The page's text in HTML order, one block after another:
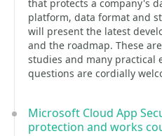
that protects a company's
platform, data format and
will present the latest
and the roadmap. These
studies and many practical
questions are cordially
Microsoft Cloud App
protection and works